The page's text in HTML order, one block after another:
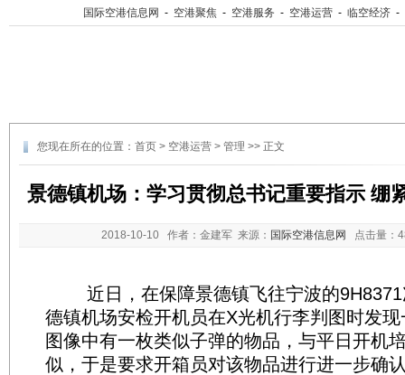
国际空港信息网 - 空港聚焦 - 空港服务 - 空港运营 - 临空经济 -
您现在所在的位置： 首页 > 空港运营 > 管理 >> 正文
景德镇机场：学习贯彻总书记重要指示 绷
2018-10-10 作者：金建军 来源： 国际空港信息网 点击量：
近日，在保障景德镇飞往宁波的9H8371
德镇机场安检开机员在X光机行李判图时发
图像中有一枚类似子弹的物品，与平日开机
似，于是要求开箱员对该物品进行进一步确